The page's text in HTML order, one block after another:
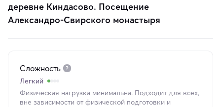
деревне Киндасово. Посещение
Александро-Свирского монастыря
Сложность
Легкий
Физическая нагрузка минимальна. Подходит для всех,
вне зависимости от физической подготовки и